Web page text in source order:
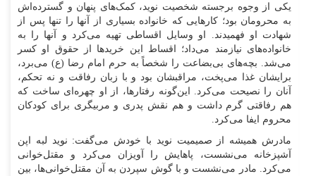
یکی از وجوه برجسته شخصیت نوید، کمک‌های پنهان و گسترده‌اش
به محرومان بود؛ کار‌هایی که خانواده بسیاری از آنها را تنها پس از
شهادت او فهمیدند. او وسایل اقساطی تهیه می‌کرد و آنها را به
خانواده‌های نیازمند می‌داد؛ اقساط این خرید‌ها از حقوق او کسر
می‌شد. بچه‌های بی‌بضاعت را شخصاً به حرم امام رضا (ع) می‌برد،
برایشان غذا می‌پخت، مراقبشان بود و با زبان رفاقت و نه تحکم،
آنان را نصیحت می‌کرد. این‌گونه رفتارها، از او چهره‌ای ساخت که
هم رفاقتی گرم داشت و هم نقش پدری و مربیگری برای کودکان
محروم ایفا می‌کرد.
مادرش همیشه از صمیمیت نوید با خودش می‌گفت: نوید لبه اپن
آشپزخانه می‌نشست، پاهایش را آویزان می‌کرد و مقتل‌خوانی
می‌کرد. مادر می‌نشست و با گوش سپردن به آن مقتل‌خوانی‌ها، بین